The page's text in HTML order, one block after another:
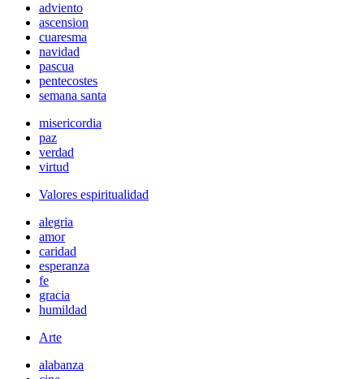
adviento
ascension
cuaresma
navidad
pascua
pentecostes
semana santa
misericordia
paz
verdad
virtud
Valores espiritualidad
alegria
amor
caridad
esperanza
fe
gracia
humildad
Arte
alabanza